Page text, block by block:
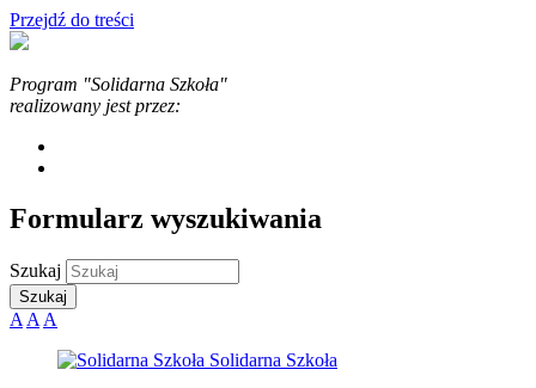
Przejdź do treści
Program "Solidarna Szkoła"
realizowany jest przez:
Formularz wyszukiwania
Szukaj
A A A